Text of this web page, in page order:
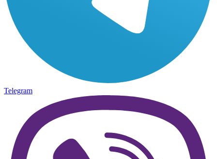
Telegram